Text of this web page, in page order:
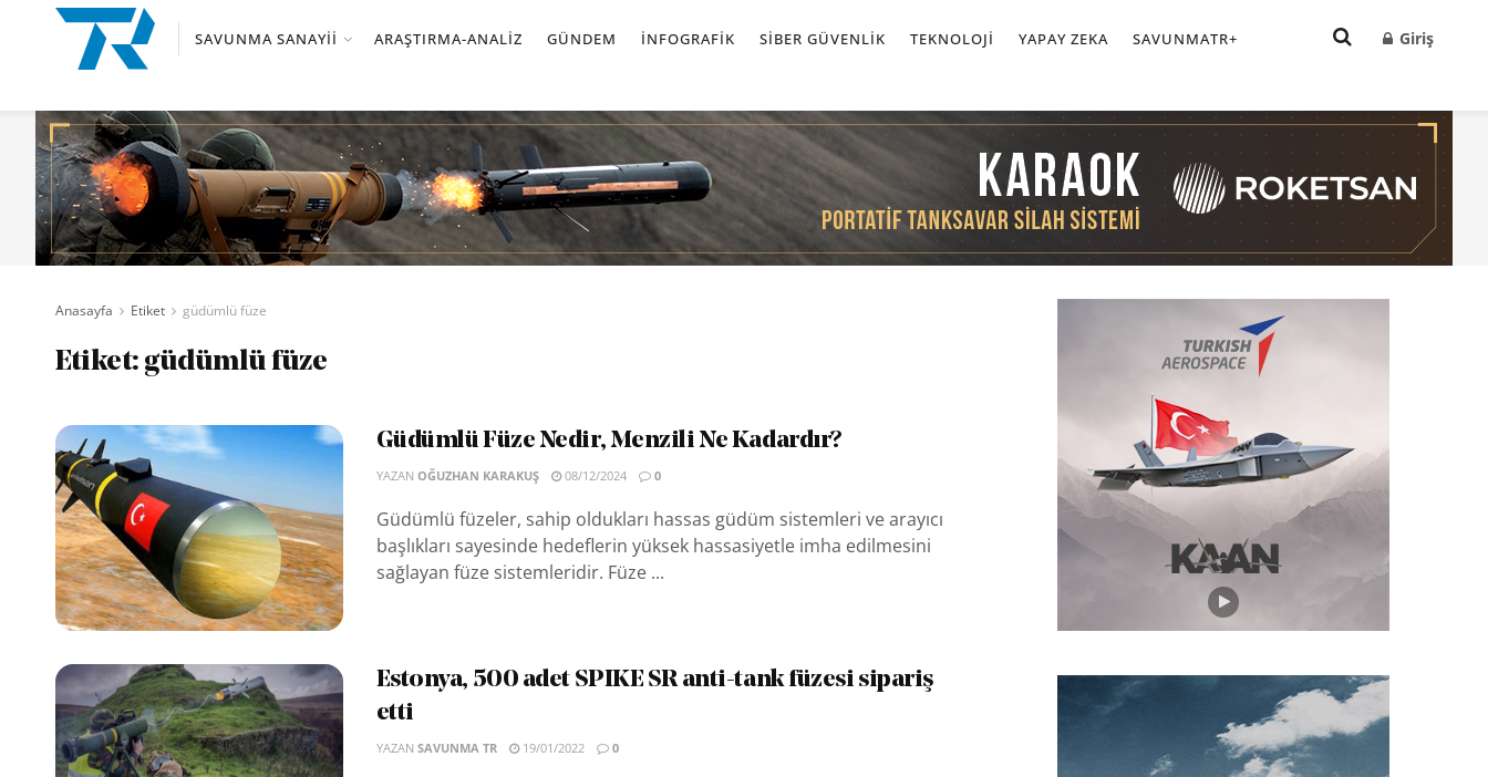
SAVUNMA SANAYII ARAŞTIRMA-ANALIZ GÜNDEM İNFOGRAFIK SIBER GÜVENLIK TEKNOLOJI YAPAY ZEKA SAVUNMATR+ Giriş
Anasayfa Etiket güdümlü füze
Etiket: güdümlü füze
Güdümlü Füze Nedir, Menzili Ne Kadardır?
YAZAN OĞUZHAN KARAKUŞ 08/12/2024 0
Güdümlü füzeler, sahip oldukları hassas güdüm sistemleri ve arayıcı
başlıkları sayesinde hedeflerin yüksek hassasiyetle imha edilmesini
sağlayan füze sistemleridir. Füze ...
Estonya, 500 adet SPIKE SR anti-tank füzesi sipariş
etti
YAZAN SAVUNMA TR 19/01/2022 0